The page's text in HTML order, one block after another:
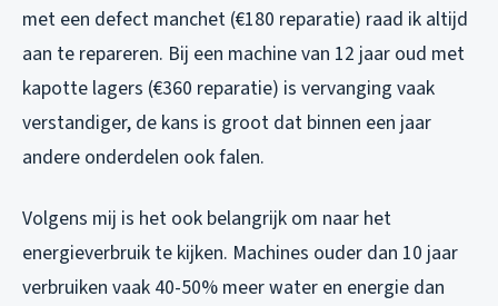
met een defect manchet (€180 reparatie) raad ik altijd
aan te repareren. Bij een machine van 12 jaar oud met
kapotte lagers (€360 reparatie) is vervanging vaak
verstandiger, de kans is groot dat binnen een jaar
andere onderdelen ook falen.
Volgens mij is het ook belangrijk om naar het
energieverbruik te kijken. Machines ouder dan 10 jaar
verbruiken vaak 40-50% meer water en energie dan